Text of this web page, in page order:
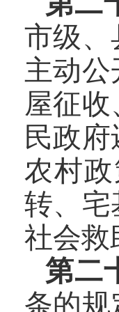
市级、
主动
屋征
民政
农村
转、宅
社会救
第二
条的